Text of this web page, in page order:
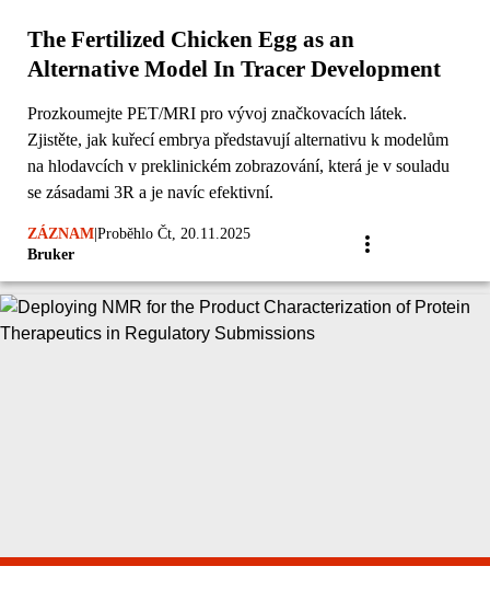
The Fertilized Chicken Egg as an
Alternative Model In Tracer Development
Prozkoumejte PET/MRI pro vývoj značkovacích látek.
Zjistěte, jak kuřecí embrya představují alternativu k modelům
na hlodavcích v preklinickém zobrazování, která je v souladu
se zásadami 3R a je navíc efektivní.
ZÁZNAM Proběhlo Čt, 20.11.2025
Bruker